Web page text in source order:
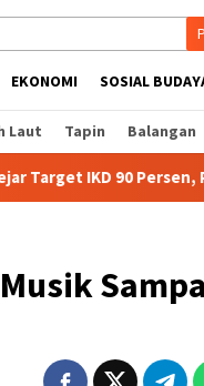
EKONOMI SOSIAL
Laut Tapin Balangan
IKD 90 Persen, Pemko